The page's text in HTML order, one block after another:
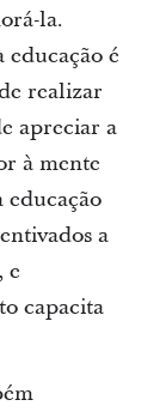
la.
é
realizar
apreciar a
à mente
a
e
capacita